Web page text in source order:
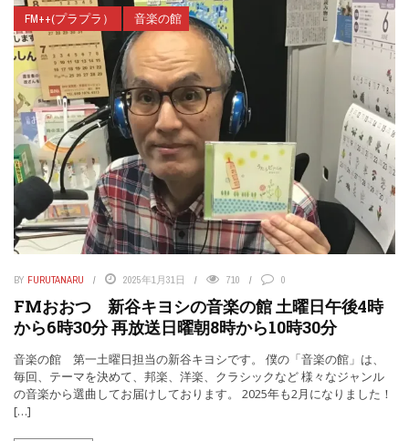
FM++(プラプラ） 音楽の館
BY FURUTANARU 2025年1月31日 710 0
FMおおつ 新谷キヨシの音楽の館 土曜日午後4時
から6時30分 再放送日曜朝8時から10時30分
音楽の館 第一土曜日担当の新谷キヨシです。 僕の「音楽の館」は、
毎回、テーマを決めて、邦楽、洋楽、クラシックなど 様々なジャンル
の音楽から選曲してお届けしております。 2025年も2月になりました！
[…]